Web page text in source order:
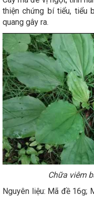
thiện chứng bí tiểu, tiểu
quang gây ra.
Chữa viêm
Nguyên liệu: Mã đề 16g;